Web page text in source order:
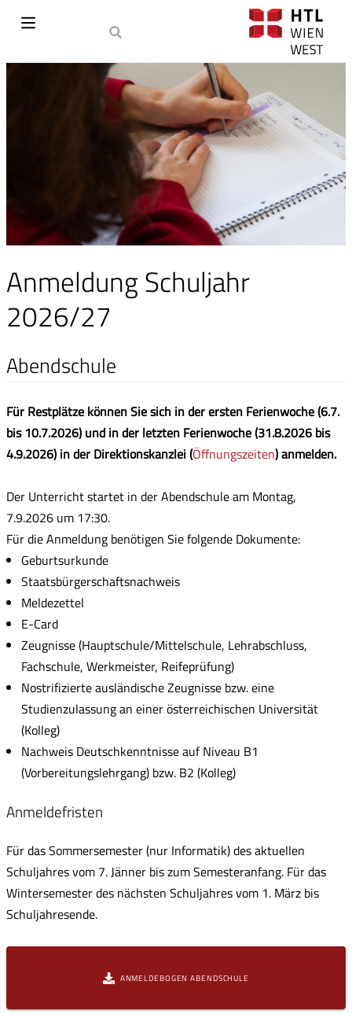
Anmeldung Schuljahr
2026/27
Abendschule
Für Restplätze können Sie sich in der ersten Ferienwoche (6.7.
bis 10.7.2026) und in der letzten Ferienwoche (31.8.2026 bis
4.9.2026) in der Direktionskanzlei (Öffnungszeiten) anmelden.
Der Unterricht startet in der Abendschule am Montag,
7.9.2026 um 17:30.
Für die Anmeldung benötigen Sie folgende Dokumente:
Geburtsurkunde
Staatsbürgerschaftsnachweis
Meldezettel
E-Card
Zeugnisse (Hauptschule/Mittelschule, Lehrabschluss,
Fachschule, Werkmeister, Reifeprüfung)
Nostrifizierte ausländische Zeugnisse bzw. eine
Studienzulassung an einer österreichischen Universität
(Kolleg)
Nachweis Deutschkenntnisse auf Niveau B1
(Vorbereitungslehrgang) bzw. B2 (Kolleg)
Anmeldefristen
Für das Sommersemester (nur Informatik) des aktuellen
Schuljahres vom 7. Jänner bis zum Semesteranfang. Für das
Wintersemester des nächsten Schuljahres vom 1. März bis
Schuljahresende.
ANMELDEBOGEN ABENDSCHULE